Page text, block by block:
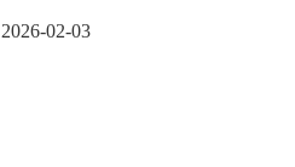
2026-02-03